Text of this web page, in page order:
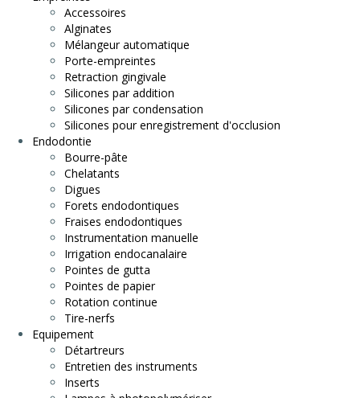
Accessoires
Alginates
Mélangeur automatique
Porte-empreintes
Retraction gingivale
Silicones par addition
Silicones par condensation
Silicones pour enregistrement d'occlusion
Endodontie
Bourre-pâte
Chelatants
Digues
Forets endodontiques
Fraises endodontiques
Instrumentation manuelle
Irrigation endocanalaire
Pointes de gutta
Pointes de papier
Rotation continue
Tire-nerfs
Equipement
Détartreurs
Entretien des instruments
Inserts